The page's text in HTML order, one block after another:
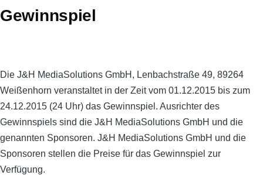
Gewinnspiel
Die J&H MediaSolutions GmbH, Lenbachstraße 49, 89264
Weißenhorn veranstaltet in der Zeit vom 01.12.2015 bis zum
24.12.2015 (24 Uhr) das Gewinnspiel. Ausrichter des
Gewinnspiels sind die J&H MediaSolutions GmbH und die
genannten Sponsoren. J&H MediaSolutions GmbH und die
Sponsoren stellen die Preise für das Gewinnspiel zur
Verfügung.